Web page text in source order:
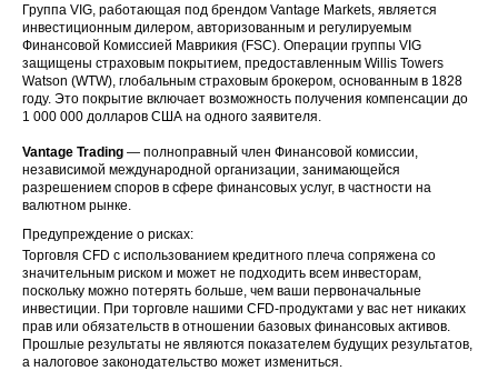
Группа VIG, работающая под брендом Vantage Markets, является
инвестиционным дилером, авторизованным и регулируемым
Финансовой Комиссией Маврикия (FSC). Операции группы VIG
защищены страховым покрытием, предоставленным Willis Towers
Watson (WTW), глобальным страховым брокером, основанным в 1828
году. Это покрытие включает возможность получения компенсации до
1 000 000 долларов США на одного заявителя.
Vantage Trading — полноправный член Финансовой комиссии,
независимой международной организации, занимающейся
разрешением споров в сфере финансовых услуг, в частности на
валютном рынке.
Предупреждение о рисках:
Торговля CFD с использованием кредитного плеча сопряжена со
значительным риском и может не подходить всем инвесторам,
поскольку можно потерять больше, чем ваши первоначальные
инвестиции. При торговле нашими CFD-продуктами у вас нет никаких
прав или обязательств в отношении базовых финансовых активов.
Прошлые результаты не являются показателем будущих результатов,
а налоговое законодательство может измениться.